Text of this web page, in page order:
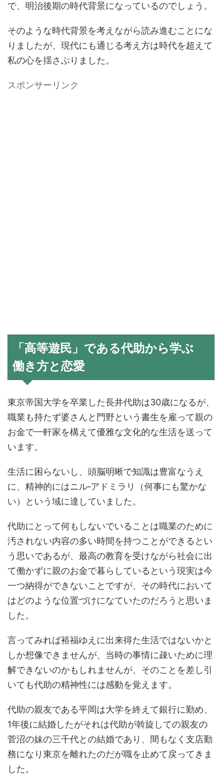
で、明治後期の時代背景になっているのでしょう。
そのような時代背景を考えながら読み進むことにな
りましたが、現代にも通じる考え方は時代を超えて
私の心を揺さぶりました。
スポンサーリンク
「高等遊民」である代助から学ぶ
働き方と恋愛
東京帝国大学を卒業した長井代助は30歳になるが、
職業も持たず婆さんと門野という書生を雇って親の
お金で一軒家を構えて優雅な文化的な生活を送って
います。
生活に困らないし、頭脳明晰で知識は豊富なうえ
に、精神的にはニル‐アドミラリ（何事にも驚かな
い）という域に達していました。
代助にとって何もしないでいることは職業のために
汚されない内容の多い時間を持つことができるとい
う思いであるが、最高の教育を受けながら社会に出
て働かずに親のお金で暮らしているという現実は今
一つ納得ができないことですが、その時代において
はどのような位置づけになていたのだろうと思いま
した。
言ってみれば裕福ゆえに出来得た生活ではないかと
しか想像できませんが、当時の事情に疎いために理
解できないのかもしれませんが、そのことを差し引
いても代助の精神性には感動を覚えます。
代助の親友である平岡は大学を終えて銀行に勤め、
1年後に結婚したがそれは代助が斡旋しての親友の
菅沼の妹の三千代との結婚であり、間もなく支店勤
務になり東京を離れたのだが職を止めて戻ってきま
した。